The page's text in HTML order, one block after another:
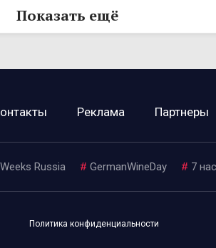
Показать ещё
Реклама Партнеры
Russia # GermanWineDay # 7
Политика конфиденциальности